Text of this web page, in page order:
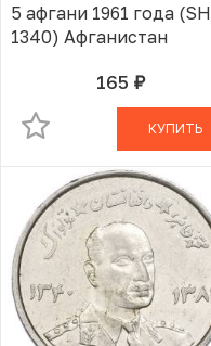
5 афгани 1961 года (SH
1340) Афганистан
165 руб.В КОРЗИНЕ
КУПИТЬ